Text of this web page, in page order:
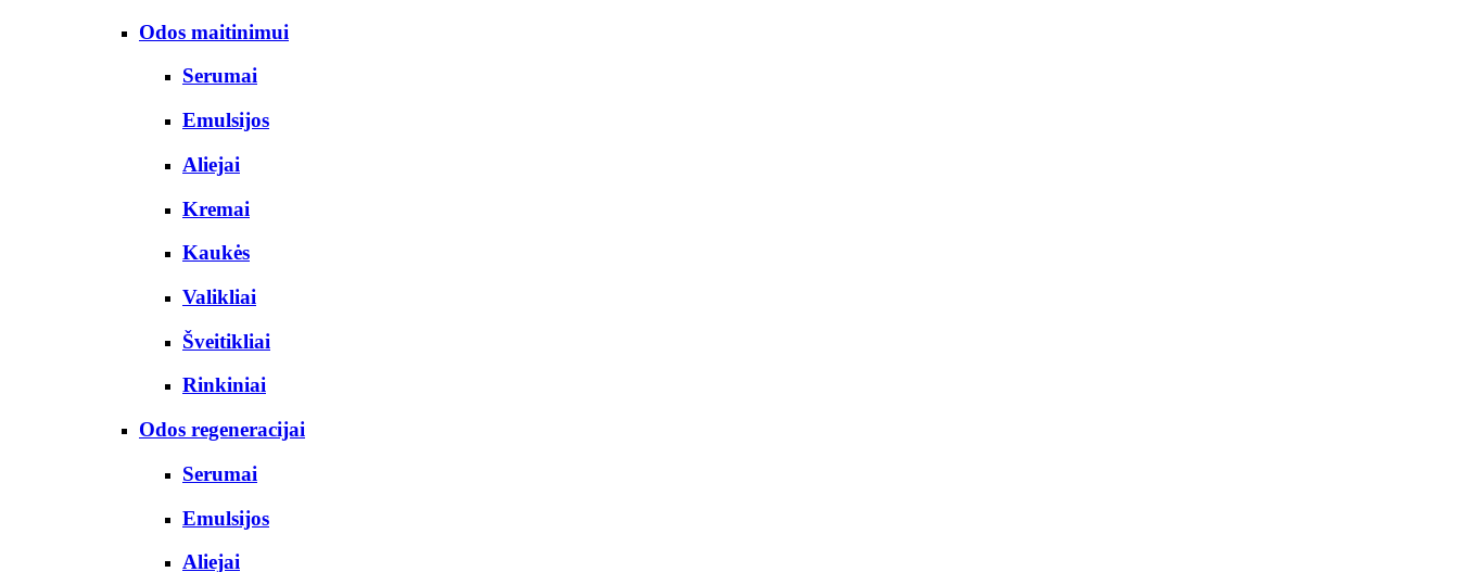
Odos maitinimui
Serumai
Emulsijos
Aliejai
Kremai
Kaukės
Valikliai
Šveitikliai
Rinkiniai
Odos regeneracijai
Serumai
Emulsijos
Aliejai